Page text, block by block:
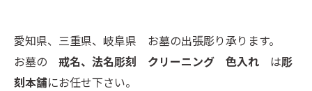
愛知県、三重県、岐阜県 お墓の出張彫り承ります。
お墓の 戒名、法名彫刻 クリーニング 色入れ は彫
刻本舗にお任せ下さい。